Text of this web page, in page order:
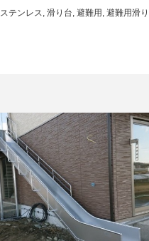
ステンレス,滑り台,避難用 ,避難用滑